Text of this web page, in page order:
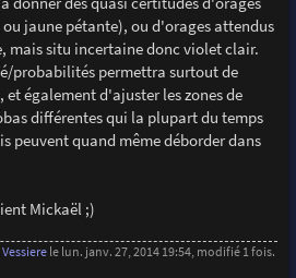
jaune pétante), ou d'orages attendus
mais situ incertaine donc violet clair.
probabilités permettra surtout de
également d'ajuster les zones de
différentes qui la plupart du temps
peuvent quand même déborder dans
Mickaël ;)
le lun. janv. 27, 2014 19:54, modifié 1 fois.